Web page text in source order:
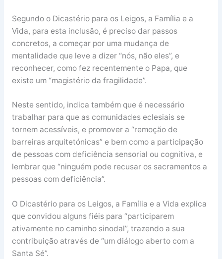
Segundo o Dicastério para os Leigos, a Família e a
Vida, para esta inclusão, é preciso dar passos
concretos, a começar por uma mudança de
mentalidade que leve a dizer “nós, não eles”, e
reconhecer, como fez recentemente o Papa, que
existe um “magistério da fragilidade”.
Neste sentido, indica também que é necessário
trabalhar para que as comunidades eclesiais se
tornem acessíveis, e promover a “remoção de
barreiras arquitetónicas” e bem como a participação
de pessoas com deficiência sensorial ou cognitiva, e
lembrar que “ninguém pode recusar os sacramentos a
pessoas com deficiência”.
O Dicastério para os Leigos, a Família e a Vida explica
que convidou alguns fiéis para “participarem
ativamente no caminho sinodal”, trazendo a sua
contribuição através de “um diálogo aberto com a
Santa Sé”.